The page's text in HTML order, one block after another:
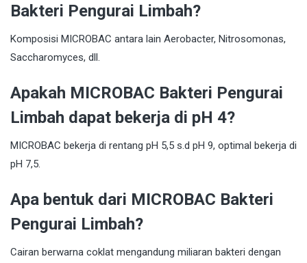
Bakteri Pengurai Limbah?
Komposisi MICROBAC antara lain Aerobacter, Nitrosomonas,
Saccharomyces, dll.
Apakah MICROBAC Bakteri Pengurai
Limbah dapat bekerja di pH 4?
MICROBAC bekerja di rentang pH 5,5 s.d pH 9, optimal bekerja di
pH 7,5.
Apa bentuk dari MICROBAC Bakteri
Pengurai Limbah?
Cairan berwarna coklat mengandung miliaran bakteri dengan